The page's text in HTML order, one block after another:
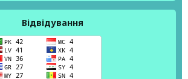
Відвідування